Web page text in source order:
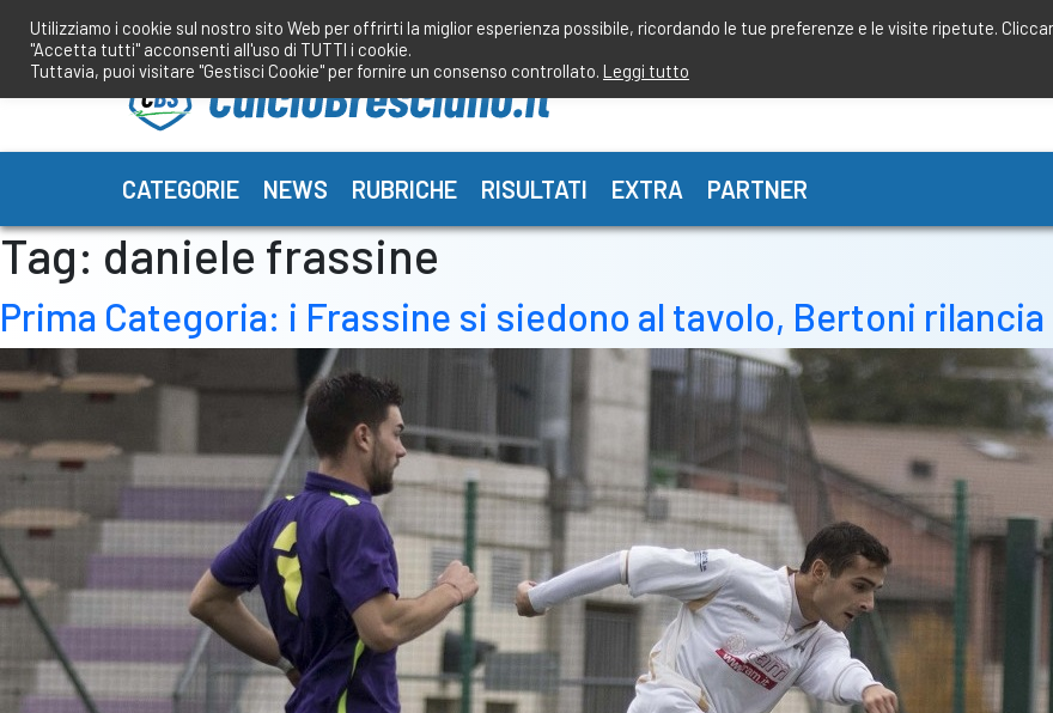
contenuto
CATEGORIE NEWS RUBRICHE RISULTATI EXTRA PARTNER
Tag: daniele frassine
Prima Categoria: i Frassine si siedono al tavolo, Bertoni rilancia
Utilizziamo i cookie sul nostro sito Web per offrirti la miglior esperienza possibile, ricordando le tue preferenze e le visite ripetute.
"Accetta tutti" acconsenti all'uso di TUTTI i cookie.
Tuttavia, puoi visitare "Gestisci Cookie" per fornire un consenso controllato. Leggi tutto